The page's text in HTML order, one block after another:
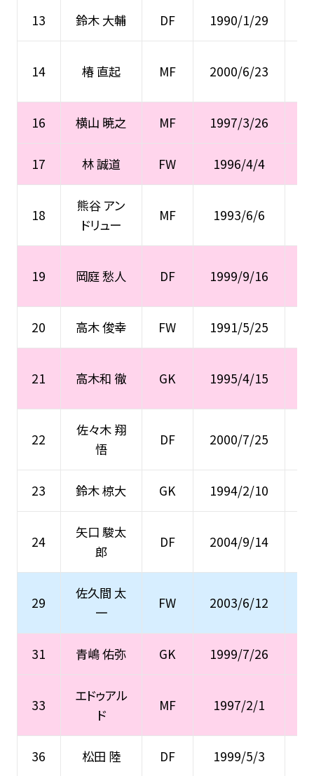
13 鈴木 大輔 DF 1990/1/29
14 椿 直起 MF 2000/6/23
16 横山 暁之 MF 1997/3/26
17 林 誠道 FW 1996/4/4
18
熊谷 アン
ドリュー
MF 1993/6/6
19 岡庭 愁人 DF 1999/9/16
20 高木 俊幸 FW 1991/5/25
21 高木和 徹 GK 1995/4/15
22
佐々木 翔
悟
DF 2000/7/25
23 鈴木 椋大 GK 1994/2/10
24
矢口 駿太
郎
DF 2004/9/14
29
佐久間 太
一
FW 2003/6/12
31 青嶋 佑弥 GK 1999/7/26
33
エドゥアル
ド
MF 1997/2/1
36 松田 陸 DF 1999/5/3